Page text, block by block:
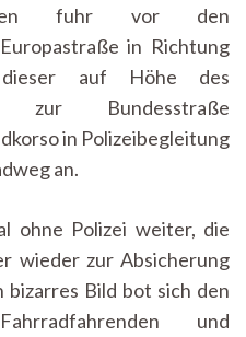
fuhr vor den
in Richtung
dieser auf Höhe des
zur Bundesstraße
in Polizeibegleitung
an.
ohne Polizei weiter, die
wieder zur Absicherung
bizarres Bild bot sich den
und